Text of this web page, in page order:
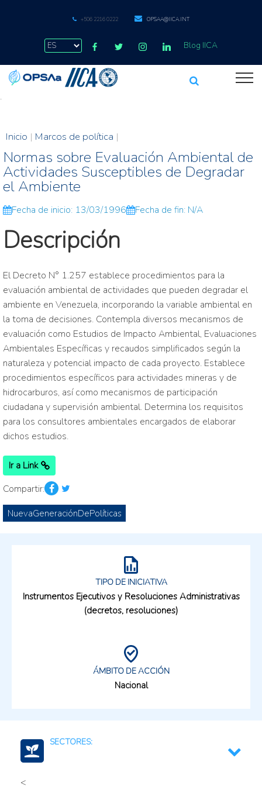
+506 2216 0222 OPSAA@IICA.INT
Blog IICA
.
Inicio | Marcos de política |
Normas sobre Evaluación Ambiental de
Actividades Susceptibles de Degradar
el Ambiente
Fecha de inicio: 13/03/1996 Fecha de fin: N/A
Descripción
El Decreto N° 1.257 establece procedimientos para la
evaluación ambiental de actividades que pueden degradar el
ambiente en Venezuela, incorporando la variable ambiental en
la toma de decisiones. Contempla diversos mecanismos de
evaluación como Estudios de Impacto Ambiental, Evaluaciones
Ambientales Específicas y recaudos simplificados según la
naturaleza y potencial impacto de cada proyecto. Establece
procedimientos específicos para actividades mineras y de
hidrocarburos, así como mecanismos de participación
ciudadana y supervisión ambiental. Determina los requisitos
para los consultores ambientales encargados de elaborar
dichos estudios.
Ir a Link
Compartir:
NuevaGeneraciónDePolíticas
TIPO DE INICIATIVA
Instrumentos Ejecutivos y Resoluciones Administrativas
(decretos, resoluciones)
ÁMBITO DE ACCIÓN
Nacional
SECTORES:
<